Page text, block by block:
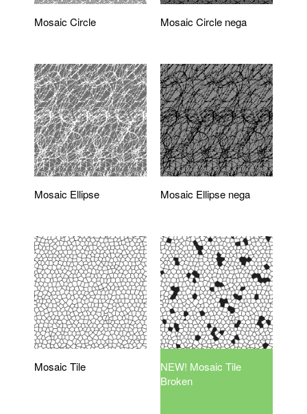
Mosaic Circle Mosaic Circle nega
Mosaic Ellipse Mosaic Ellipse nega
Mosaic Tile
NEW! Mosaic Tile
Broken